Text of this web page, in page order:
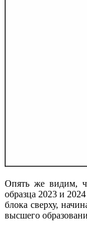
Опять же видим,
образца 2023 и
блока сверху,
высшего